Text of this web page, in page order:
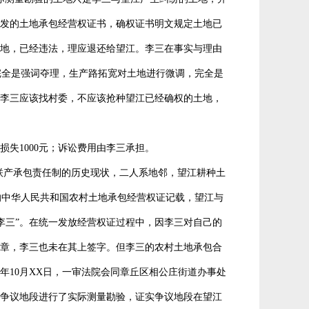
的土地承包经营权证书，确权证书明文规定土地已
，已经违法，理应退还给望江。李三在事实与理由
是强词夺理，生产路拓宽对土地进行微调，完全是
三应该找村委，不应该抢种望江已经确权的土地，
失1000元；诉讼费用由李三承担。
承包责任制的历史现状，二人系地邻，望江耕种土
华人民共和国农村土地承包经营权证记载，望江与
”。在统一发放经营权证过程中，因李三对自己的
，李三也未在其上签字。但李三的农村土地承包合
10月XX日，一审法院会同章丘区相公庄街道办事处
议地段进行了实际测量勘验，证实争议地段在望江